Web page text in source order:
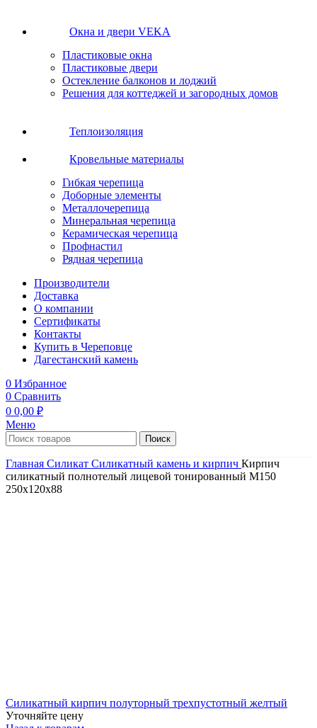
Окна и двери VEKA
Пластиковые окна
Пластиковые двери
Остекление балконов и лоджий
Решения для коттеджей и загородных домов
Теплоизоляция
Кровельные материалы
Гибкая черепица
Доборные элементы
Металлочерепица
Минеральная черепица
Керамическая черепица
Профнастил
Рядная черепица
Производители
Доставка
О компании
Сертификаты
Контакты
Купить в Череповце
Дагестанский камень
0 Избранное
0 Сравнить
0 0,00 ₽
Меню
Поиск
Главная Силикат Силикатный камень и кирпич Кирпич
силикатный полнотелый лицевой тонированный M150
250х120х88
Силикатный кирпич полуторный трехпустотный желтый
Уточняйте цену